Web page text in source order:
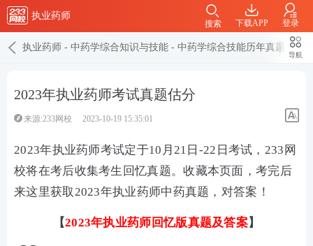
执业药师
下载APP 登录
搜索
执业药师 - 中药学综合知识与技能 - 中药学综合技能历年真题
导航
2023年执业药师考试真题估分
来源:233网校 2023-10-19 15:35:01
2023年执业药师考试定于10月21日-22日考试，233网
校将在考后收集考生回忆真题。收藏本页面，考完后
来这里获取2023年执业药师中药真题，对答案！
【2023年执业药师回忆版真题及答案】